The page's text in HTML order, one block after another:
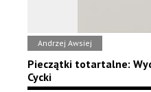
Andrzej Awsiej
Pieczątki totartalne:
Cycki